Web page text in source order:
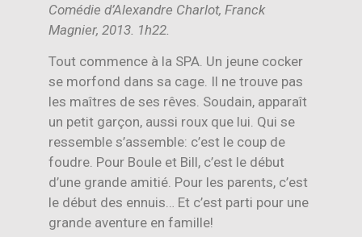
Comédie d’Alexandre Charlot, Franck
Magnier, 2013. 1h22.
Tout commence à la SPA. Un jeune cocker
se morfond dans sa cage. Il ne trouve pas
les maîtres de ses rêves. Soudain, apparaît
un petit garçon, aussi roux que lui. Qui se
ressemble s’assemble: c’est le coup de
foudre. Pour Boule et Bill, c’est le début
d’une grande amitié. Pour les parents, c’est
le début des ennuis… Et c’est parti pour une
grande aventure en famille!